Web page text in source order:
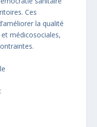
Ces
la qualité
médicosociales,